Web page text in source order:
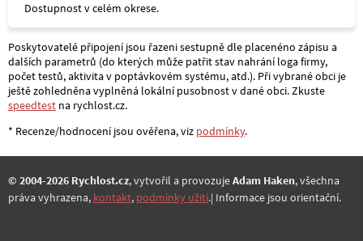
Dostupnost v celém okrese.
Poskytovatelé připojení jsou řazeni sestupně dle placenéno zápisu a
dalších parametrů (do kterých může patřit stav nahrání loga firmy,
počet testů, aktivita v poptávkovém systému, atd.). Při vybrané obci je
ještě zohledněna vyplněná lokální pusobnost v dané obci. Zkuste
speedtest na rychlost.cz.
* Recenze/hodnocení jsou ověřena, viz podmínky.
© 2004-2026 Rychlost.cz, vytvořil a provozujeAdam Haken, všechna
práva vyhrazena, kontakt, podmínky užití.| Informace jsou orientační.